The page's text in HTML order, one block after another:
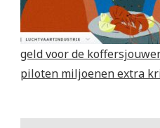
geld voor de
piloten miljoenen extra